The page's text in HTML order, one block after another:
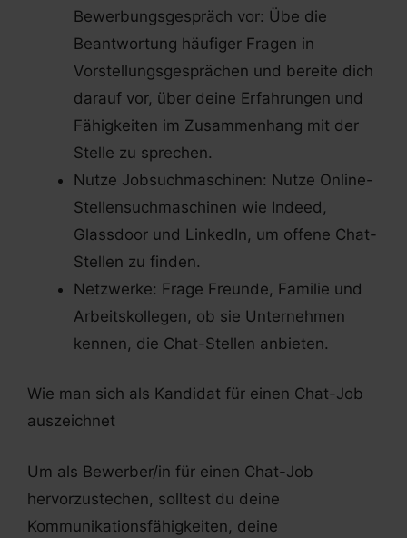
Bewerbungsgespräch vor: Übe die
Beantwortung häufiger Fragen in
Vorstellungsgesprächen und bereite dich
darauf vor, über deine Erfahrungen und
Fähigkeiten im Zusammenhang mit der
Stelle zu sprechen.
Nutze Jobsuchmaschinen: Nutze Online-
Stellensuchmaschinen wie Indeed,
Glassdoor und LinkedIn, um offene Chat-
Stellen zu finden.
Netzwerke: Frage Freunde, Familie und
Arbeitskollegen, ob sie Unternehmen
kennen, die Chat-Stellen anbieten.
Wie man sich als Kandidat für einen Chat-Job
auszeichnet
Um als Bewerber/in für einen Chat-Job
hervorzustechen, solltest du deine
Kommunikationsfähigkeiten, deine